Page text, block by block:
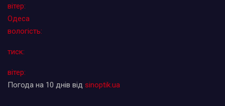
вітер:
Одеса
вологість:
тиск:
вітер:
Погода на 10 днів від sinoptik.ua